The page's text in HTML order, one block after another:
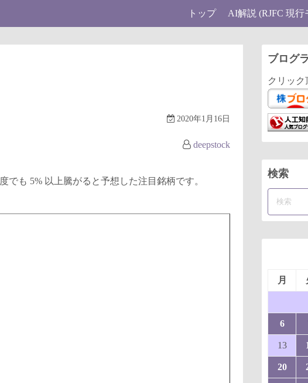
トップ AI解説 (RJFC 現行
2020年1月16日
deepstock
でも 5% 以上騰がると予想した注目銘柄です。
ブログ
クリッ
検索
月
6
13
20